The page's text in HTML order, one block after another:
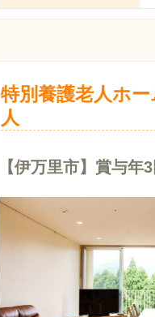
特別養護老人ホ
人
【伊万里市】賞与